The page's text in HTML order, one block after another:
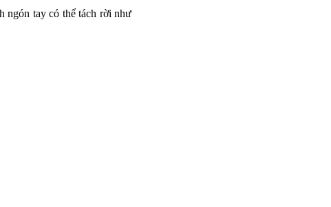
ngón tay có thể tách rời như